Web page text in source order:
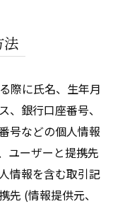
法
際に氏名、生年月
、銀行口座番号、
号などの個人情報
ユーザーと提携先
情報を含む取引記
先 (情報提供元、